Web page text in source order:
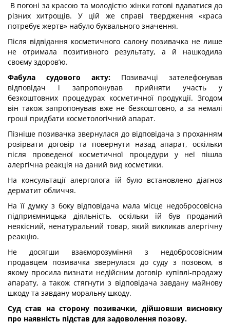
В погоні за красою та молодістю жінки готові вдаватися до
різних хитрощів. У цій же справі твердження «краса
потребує жертв» набуло буквального значення.
Після відвідання косметичного салону позивачка не лише
не отримала позитивного результату, а й нашкодила
своєму здоров’ю.
Фабула судового акту: Позивачці зателефонував
відповідач і запропонував прийняти участь у
безкоштовних процедурах косметичної продукції. Згодом
він також запропонував вже не безкоштовно, а за немалі
гроші придбати косметологічний апарат.
Пізніше позивачка звернулася до відповідача з проханням
розірвати договір та повернути назад апарат, оскільки
після проведеної косметичної процедури у неї пішла
алергічна реакція на даний вид косметики.
На консультації алерголога їй було встановлено діагноз
дерматит обличчя.
На її думку з боку відповідача мала місце недобросовісна
підприємницька діяльність, оскільки їй був проданий
неякісний, ненатуральний товар, який викликав алергічну
реакцію.
Не досягши взаєморозуміння з недобросовісним
продавцем позивачка звернулася до суду з позовом, в
якому просила визнати недійсним договір купівлі-продажу
апарату, а також стягнути з відповідача завдану майнову
шкоду та завдану моральну шкоду.
Суд став на сторону позивачки, дійшовши висновку
про наявність підстав для задоволення позову.